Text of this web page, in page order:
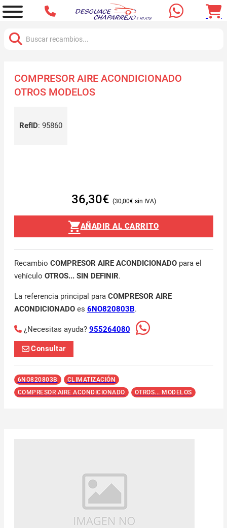
COMPRESOR AIRE ACONDICIONADO
OTROS MODELOS
RefID: 95860
36,30€ 30,00€
AÑADIR AL CARRITO
Recambio COMPRESOR AIRE ACONDICIONADOpara el
vehículo OTROS... SIN DEFINIR.
La referencia principal para COMPRESOR AIRE
ACONDICIONADOes 6NO820803B.
¿Necesitas ayuda? 955264080
Consultar
6NO820803B
CLIMATIZACIÓN
COMPRESOR AIRE ACONDICIONADO
OTROS... MODELOS